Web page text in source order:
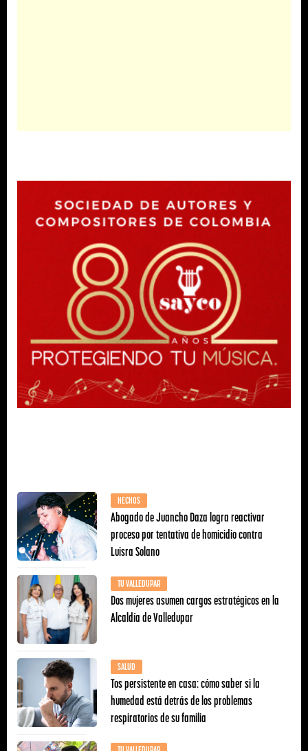
HECHOS
Abogado de Juancho Daza logra reactivar
proceso por tentativa de homicidio contra
Luisra Solano
TU VALLEDUPAR
Dos mujeres asumen cargos estratégicos en la
Alcaldía de Valledupar
SALUD
Tos persistente en casa: cómo saber si la
humedad está detrás de los problemas
respiratorios de su familia